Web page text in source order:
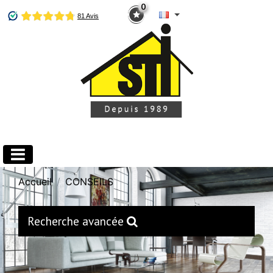
0
Accueil CONSEILS
Recherche avancée